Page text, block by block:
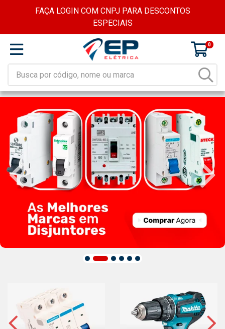
FAÇA LOGIN COM CNPJ PARA DESCONTOS
ESPECIAIS
0